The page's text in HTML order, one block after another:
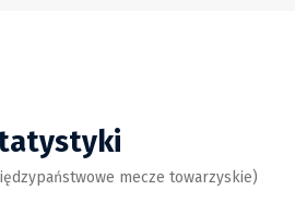
mecze towarzyskie)